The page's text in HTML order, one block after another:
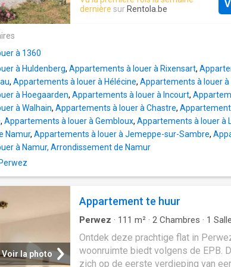
spacious storage and large work
équipée avec four, hotte, évier et
d'une personne de 150 euros, tout
chauffage, l'électricité et l'eau. Libre
septembre. Appartement en cours
rénovations. Visite possible à partir
Réponse uniquement sur appel le
dernière sur Rentola.be
à 1360
à Huldenberg, Appartements à louer à Rixensart,
, Appartements à louer à Hélécine, Appartements à louer à
à Hoegaarden, Appartements à louer à Incourt,
à Walhain, Appartements à louer à Chastre,
, Appartements à louer à Gembloux, Appartements à louer à
Namur, Appartements à louer à Jemeppe-sur-Sambre,
à Namur, Arrondissement de Namur
Voir la photo
Appartement te huur
Perwez · 111 m² · 2 Chambres · 1
Ontdek deze prachtige flat in
woonruimte biedt volgens de EPB.
zich op de eerste verdieping van